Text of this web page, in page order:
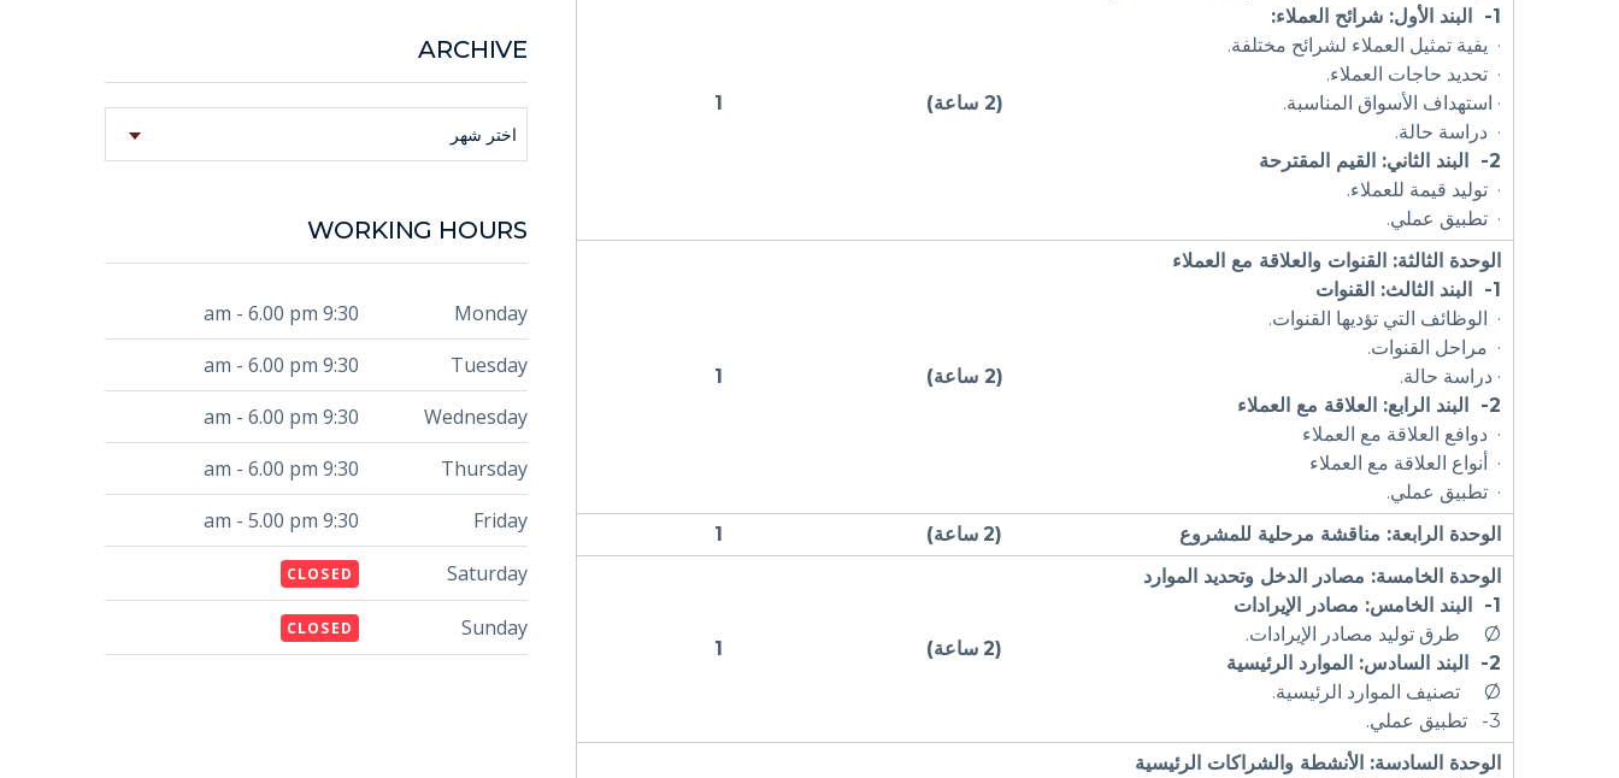
1-
البند الأول: شرائح العملاء:
· يفية تمثيل العملاء لشرائح مختلفة.
· تحديد حاجات العملاء.
· استهداف الأسواق المناسبة.
· دراسة حالة.
2-
البند الثاني: القيم المقترحة
· توليد قيمة للعملاء.
· تطبيق عملي.
(2 ساعة) 1
الوحدة الثالثة: القنوات والعلاقة مع العملاء
1-
البند الثالث: القنوات
· الوظائف التي تؤديها القنوات.
· مراحل القنوات.
· دراسة حالة.
2-
البند الرابع: العلاقة مع العملاء
· دوافع العلاقة مع العملاء
· أنواع العلاقة مع العملاء
· تطبيق عملي.
(2 ساعة) 1
الوحدة الرابعة: مناقشة مرحلية للمشروع (
2 ساعة)
1
الوحدة الخامسة: مصادر الدخل وتحديد الموارد
1-
البند الخامس: مصادر الإيرادات
Ø طرق توليد مصادر الإيرادات.
2-
البند السادس: الموارد الرئيسية
Ø تصنيف الموارد الرئيسية.
3- تطبيق عملي.
(
2 ساعة) 1
الوحدة السادسة: الأنشطة والشراكات الرئيسية
ARCHIVE
اختر شهر
WORKING HOURS
Monday
9:30 am - 6.00 pm
Tuesday
9:30 am - 6.00 pm
Wednesday
9:30 am - 6.00 pm
Thursday
9:30 am - 6.00 pm
Friday
9:30 am - 5.00 pm
Saturday
CLOSED
Sunday
CLOSED